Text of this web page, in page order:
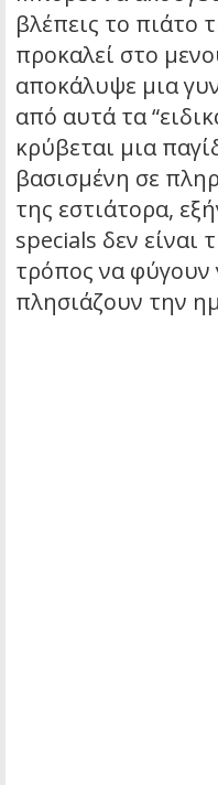
βλέπεις το πιάτο
προκαλεί στο
αποκάλυψε μια
από αυτά τα
κρύβεται μια
βασισμένη σε
της εστιάτορα,
specials δεν είναι
τρόπος να φύγουν
πλησιάζουν την